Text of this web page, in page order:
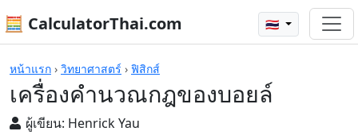
🧮 CalculatorThai.com 🇹🇭
หน้าแรก › วิทยาศาสตร์ › ฟิสิกส์
เครื่องคำนวณกฎของบอยล์
ผู้เขียน: Henrick Yau
เครื่องคิดเลข